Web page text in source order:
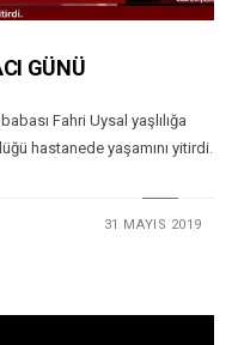
GÜNÜ
Fahri Uysal yaşlılığa
hastanede yaşamını yitirdi.
31 MAYIS 2019